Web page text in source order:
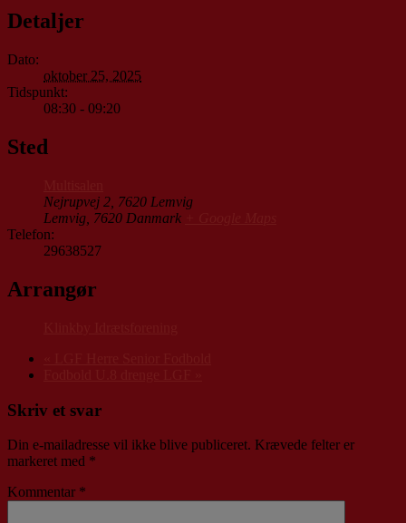
Detaljer
Dato:
oktober 25, 2025
Tidspunkt:
08:30 - 09:20
Sted
Nejrupvej 2, 7620 Lemvig
Lemvig 7620 Danmark
Telefon:
29638527
Arrangør
Skriv et svar
Din e-mailadresse vil ikke blive publiceret. Krævede felter er
markeret med *
Kommentar *